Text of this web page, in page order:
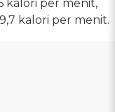
kalori per menit,
kalori per menit.